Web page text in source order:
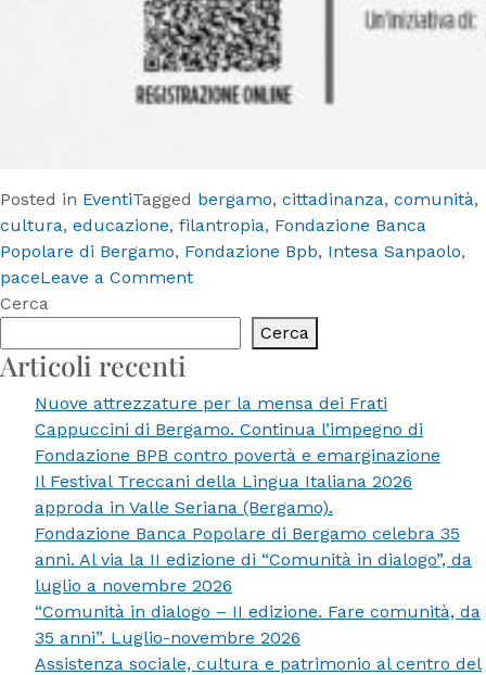
Posted in EventiTagged bergamo, cittadinanza, comunità,
cultura, educazione, filantropia, Fondazione Banca
Popolare di Bergamo, Fondazione Bpb, Intesa Sanpaolo,
paceLeave a Commenton
dialogo
II
edizione.
Fare
comunità,
da
35
anni”.
Luglio-
novembre
2026
Cerca
Cerca
Articoli recenti
Nuove attrezzature per la mensa dei Frati
Cappuccini di Bergamo. Continua l’impegno di
Fondazione BPB contro povertà e emarginazione
Il Festival Treccani della Lingua Italiana 2026
approda in Valle Seriana (Bergamo).
Fondazione Banca Popolare di Bergamo celebra 35
anni. Al via la II edizione di “Comunità in dialogo”, da
luglio a novembre 2026
“Comunità in dialogo – II edizione. Fare comunità, da
35 anni”. Luglio-novembre 2026
Assistenza sociale, cultura e patrimonio al centro del